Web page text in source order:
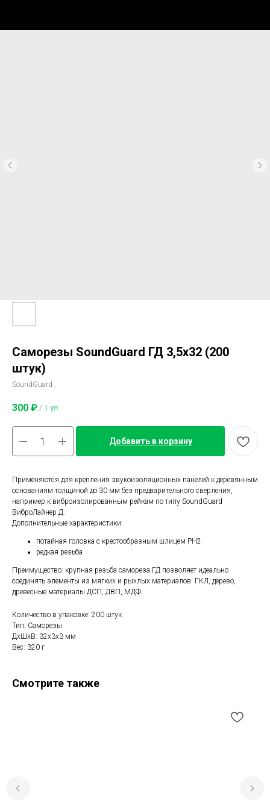
Саморезы SoundGuard ГД 3,5х32 (200
штук)
SoundGuard
300 ₽ / 1 уп
Добавить в корзину
Применяются для крепления звукоизоляционных панелей к деревянным
основаниям толщиной до 30 мм без предварительного сверления,
например к виброизолированным рейкам по типу SoundGuard
ВиброЛайнер Д.
Дополнительные характеристики:
потайная головка с крестообразным шлицем PH2
редкая резьба
Преимущество: крупная резьба самореза ГД позволяет идеально
соединять элементы из мягких и рыхлых материалов: ГКЛ, дерево,
древесные материалы ДСП, ДВП, МДФ.
Количество в упаковке: 200 штук
Тип: Саморезы
ДxШxВ: 32x3x3 мм
Вес: 320 г
Смотрите также